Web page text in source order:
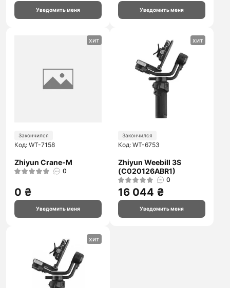
Уведомить меня Уведомить меня
хит
Закончился
Код: WT-7158
Zhiyun Crane-M
0
0 ₴
Уведомить меня
хит
Закончился
Код: WT-6753
Zhiyun Weebill 3S
(C020126ABR1)
0
16 044 ₴
Уведомить меня
хит